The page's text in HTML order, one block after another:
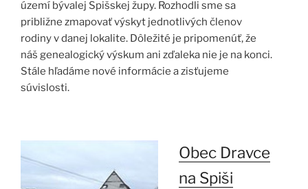
území bývalej Spišskej župy. Rozhodli sme sa
približne zmapovať výskyt jednotlivých členov
rodiny v danej lokalite. Dôležité je pripomenúť, že
náš genealogický výskum ani zďaleka nie je na konci.
Stále hľadáme nové informácie a zisťujeme
súvislosti.
Obec Dravce
na Spiši